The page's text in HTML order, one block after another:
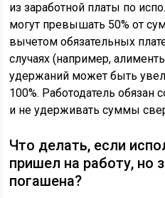
из заработной платы по
могут превышать 50% от
вычетом обязательных
случаях (например,
удержаний может быть
100%. Работодатель обязан
и не удерживать суммы
Что делать, если
пришел на работу, но
погашена?